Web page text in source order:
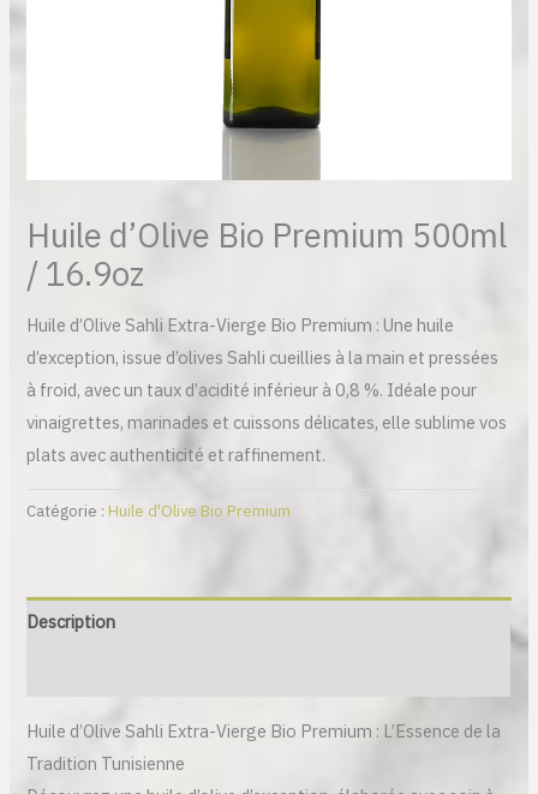
Huile d’Olive Bio Premium 500ml
/ 16.9oz
Huile d’Olive Sahli Extra-Vierge Bio Premium : Une huile
d’exception, issue d’olives Sahli cueillies à la main et pressées
à froid, avec un taux d’acidité inférieur à 0,8 %. Idéale pour
vinaigrettes, marinades et cuissons délicates, elle sublime vos
plats avec authenticité et raffinement.
Catégorie : Huile d'Olive Bio Premium
Description
Huile d’Olive Sahli Extra-Vierge Bio Premium : L’Essence de la
Tradition Tunisienne